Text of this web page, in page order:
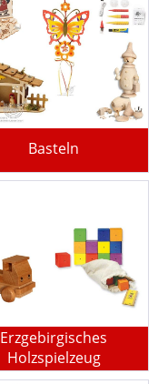
Basteln
Erzgebirgisches
Holzspielzeug